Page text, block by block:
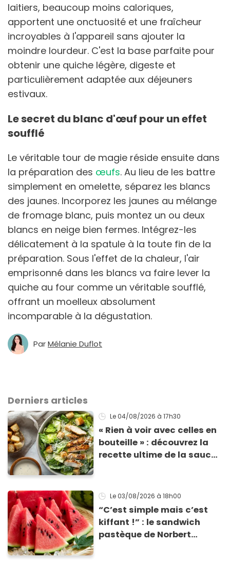
laitiers, beaucoup moins caloriques,
apportent une onctuosité et une fraîcheur
incroyables à l'appareil sans ajouter la
moindre lourdeur. C'est la base parfaite pour
obtenir une quiche légère, digeste et
particulièrement adaptée aux déjeuners
estivaux.
Le secret du blanc d'œuf pour un effet
soufflé
Le véritable tour de magie réside ensuite dans
la préparation des œufs. Au lieu de les battre
simplement en omelette, séparez les blancs
des jaunes. Incorporez les jaunes au mélange
de fromage blanc, puis montez un ou deux
blancs en neige bien fermes. Intégrez-les
délicatement à la spatule à la toute fin de la
préparation. Sous l'effet de la chaleur, l'air
emprisonné dans les blancs va faire lever la
quiche au four comme un véritable soufflé,
offrant un moelleux absolument
incomparable à la dégustation.
ParMélanie Duflot
Derniers articles
Le 04/08/2026 à 17h30
« Rien à voir avec celles en
bouteille » : découvrez la
recette ultime de la sauce
Le 03/08/2026 à 18h00
“C’est simple mais c’est
kiffant !” : le sandwich
pastèque de Norbert